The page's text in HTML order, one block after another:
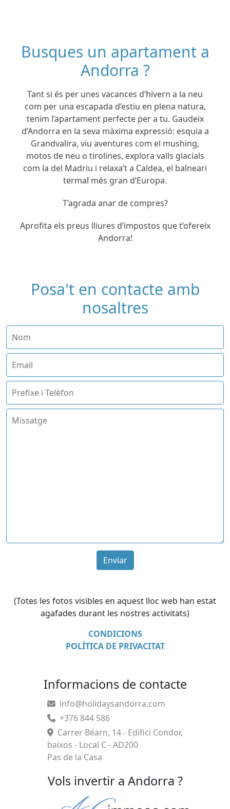
Busques un apartament a
Andorra ?
Tant si és per unes vacances d’hivern a la neu
com per una escapada d’estiu en plena natura,
tenim l’apartament perfecte per a tu. Gaudeix
d’Andorra en la seva màxima expressió: esquia a
Grandvalira, viu aventures com el mushing,
motos de neu o tirolines, explora valls glacials
com la del Madriu i relaxa’t a Caldea, el balneari
termal més gran d’Europa.
T’agrada anar de compres?
Aprofita els preus lliures d’impostos que t’ofereix
Andorra!
Posa't en contacte amb
nosaltres
Enviar
(Totes les fotos visibles en aquest lloc web han estat
agafades durant les nostres activitats)
CONDICIONS
POLÍTICA DE PRIVACITAT
Informacions de contacte
info@holidaysandorra.com
+376 844 586
Carrer Béarn, 14 - Edifici Condor,
baixos - Local C - AD200
Pas de la Casa
Vols invertir a Andorra ?